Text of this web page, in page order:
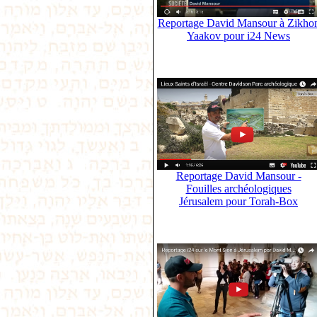
Reportage David Mansour à
Yaakov pour i24 News
Reportage David Mansour -
Fouilles archéologiques
Jérusalem pour Torah-Box